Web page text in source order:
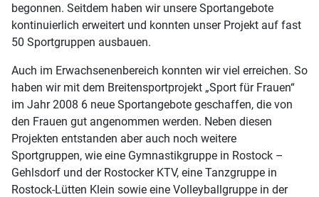
begonnen. Seitdem haben wir unsere Sportangebote
kontinuierlich erweitert und konnten unser Projekt auf fast
50 Sportgruppen ausbauen.
Auch im Erwachsenenbereich konnten wir viel erreichen. So
haben wir mit dem Breitensportprojekt „Sport für Frauen“
im Jahr 2008 6 neue Sportangebote geschaffen, die von
den Frauen gut angenommen werden. Neben diesen
Projekten entstanden aber auch noch weitere
Sportgruppen, wie eine Gymnastikgruppe in Rostock –
Gehlsdorf und der Rostocker KTV, eine Tanzgruppe in
Rostock-Lütten Klein sowie eine Volleyballgruppe in der